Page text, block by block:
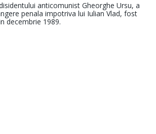
anticomunist Gheorghe Ursu, a
penala impotriva lui Iulian Vlad, fost
decembrie 1989.